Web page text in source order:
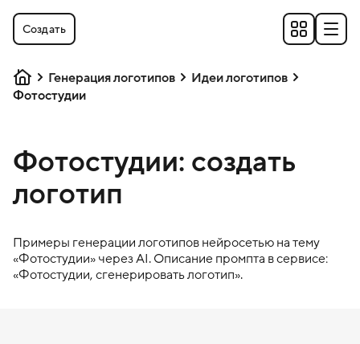
Создать
Генерация логотипов
Идеи логотипов
Фотостудии
Фотостудии: создать
логотип
Примеры генерации логотипов нейросетью на тему
«Фотостудии» через AI. Описание промпта в сервисе:
«Фотостудии, сгенерировать логотип».